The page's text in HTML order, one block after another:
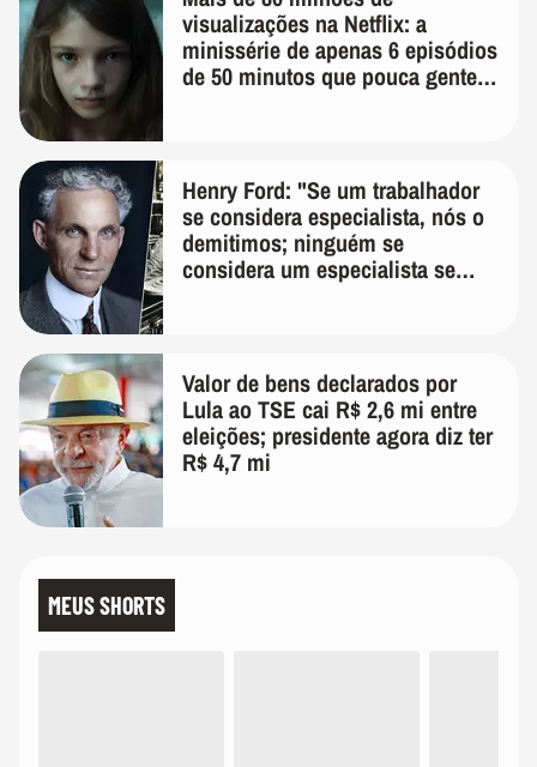
visualizações na Netflix: a
minissérie de apenas 6 episódios
de 50 minutos que pouca gente
Henry Ford: "Se um trabalhador
se considera especialista, nós o
demitimos; ninguém se
considera um especialista se
Valor de bens declarados por
Lula ao TSE cai R$ 2,6 mi entre
eleições; presidente agora diz ter
R$ 4,7 mi
MEUS SHORTS